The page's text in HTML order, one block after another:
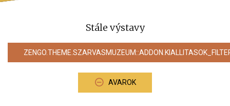
Stále výstavy
AVAROK